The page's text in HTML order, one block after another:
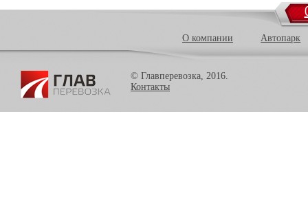
О компании Автопарк
© Главперевозка, 2016.
Контакты